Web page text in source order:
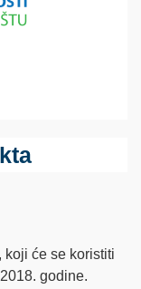
koji će se koristiti
godine.